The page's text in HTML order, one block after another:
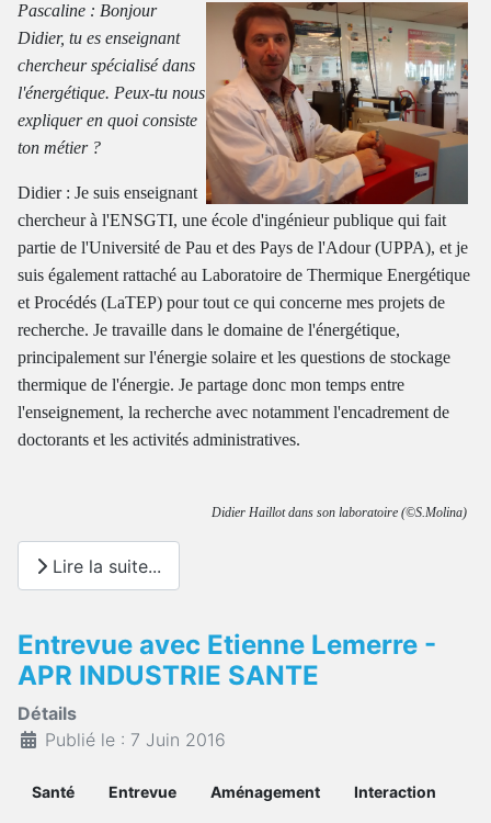
Pascaline : Bonjour
Didier, tu es enseignant
chercheur spécialisé dans
l'énergétique. Peux-tu nous
expliquer en quoi consiste
ton métier ?
Didier : Je suis enseignant
chercheur à l'ENSGTI, une école d'ingénieur publique qui fait
partie de l'Université de Pau et des Pays de l'Adour (UPPA), et je
suis également rattaché au Laboratoire de Thermique Energétique
et Procédés (LaTEP) pour tout ce qui concerne mes projets de
recherche. Je travaille dans le domaine de l'énergétique,
principalement sur l'énergie solaire et les questions de stockage
thermique de l'énergie. Je partage donc mon temps entre
l'enseignement, la recherche avec notamment l'encadrement de
doctorants et les activités administratives.
Didier Haillot dans son laboratoire (©S.Molina)
Lire la suite...
Entrevue avec Etienne Lemerre -
APR INDUSTRIE SANTE
Détails
Publié le : 7 Juin 2016
Santé Entrevue Aménagement Interaction